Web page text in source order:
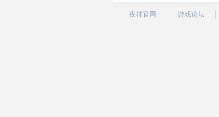
夜神官网 游戏论坛